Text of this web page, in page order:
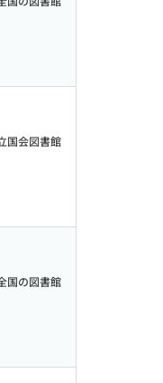
国会図書館
国の図書館